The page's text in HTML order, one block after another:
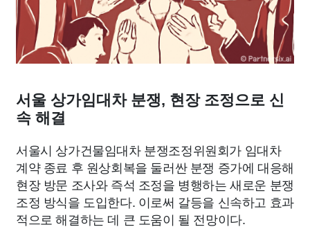
서울 상가임대차 분쟁, 현장 조정으로 신
속 해결
서울시 상가건물임대차 분쟁조정위원회가 임대차
계약 종료 후 원상회복을 둘러싼 분쟁 증가에 대응해
현장 방문 조사와 즉석 조정을 병행하는 새로운 분쟁
조정 방식을 도입한다. 이로써 갈등을 신속하고 효과
적으로 해결하는 데 큰 도움이 될 전망이다.